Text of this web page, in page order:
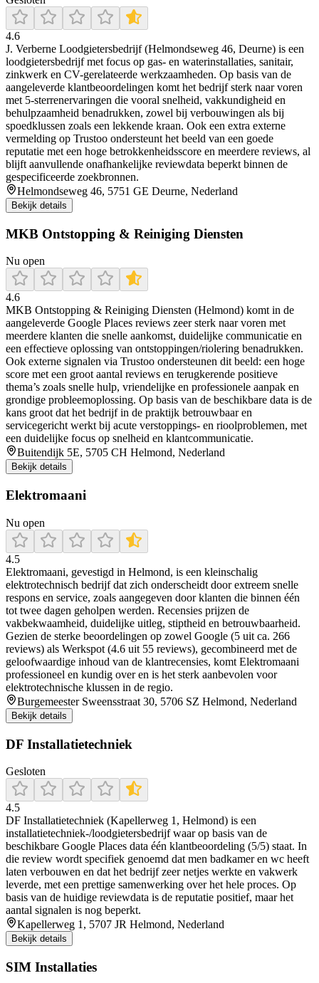
4.6
J. Verberne Loodgietersbedrijf (Helmondseweg 46, Deurne) is een
loodgietersbedrijf met focus op gas- en waterinstallaties, sanitair,
zinkwerk en CV-gerelateerde werkzaamheden. Op basis van de
aangeleverde klantbeoordelingen komt het bedrijf sterk naar voren
met 5-sterrenervaringen die vooral snelheid, vakkundigheid en
behulpzaamheid benadrukken, zowel bij verbouwingen als bij
spoedklussen zoals een lekkende kraan. Ook een extra externe
vermelding op Trustoo ondersteunt het beeld van een goede
reputatie met een hoge betrokkenheidsscore en meerdere reviews, al
blijft aanvullende onafhankelijke reviewdata beperkt binnen de
gespecificeerde zoekbronnen.
Helmondseweg 46, 5751 GE Deurne, Nederland
Bekijk details
MKB Ontstopping & Reiniging Diensten
Nu open
4.6
MKB Ontstopping & Reiniging Diensten (Helmond) komt in de
aangeleverde Google Places reviews zeer sterk naar voren met
meerdere klanten die snelle aankomst, duidelijke communicatie en
een effectieve oplossing van ontstoppingen/riolering benadrukken.
Ook externe signalen via Trustoo ondersteunen dit beeld: een hoge
score met een groot aantal reviews en terugkerende positieve
thema’s zoals snelle hulp, vriendelijke en professionele aanpak en
grondige probleemoplossing. Op basis van de beschikbare data is de
kans groot dat het bedrijf in de praktijk betrouwbaar en
servicegericht werkt bij acute verstoppings- en rioolproblemen, met
een duidelijke focus op snelheid en klantcommunicatie.
Buitendijk 5E, 5705 CH Helmond, Nederland
Bekijk details
Elektromaani
Nu open
4.5
Elektromaani, gevestigd in Helmond, is een kleinschalig
elektrotechnisch bedrijf dat zich onderscheidt door extreem snelle
respons en service, zoals aangegeven door klanten die binnen één
tot twee dagen geholpen werden. Recensies prijzen de
vakbekwaamheid, duidelijke uitleg, stiptheid en betrouwbaarheid.
Gezien de sterke beoordelingen op zowel Google (5 uit ca. 266
reviews) als Werkspot (4.6 uit 55 reviews), gecombineerd met de
geloofwaardige inhoud van de klantrecensies, komt Elektromaani
professioneel en kundig over en is het sterk aanbevolen voor
elektrotechnische klussen in de regio.
Burgemeester Sweensstraat 30, 5706 SZ Helmond, Nederland
Bekijk details
DF Installatietechniek
Gesloten
4.5
DF Installatietechniek (Kapellerweg 1, Helmond) is een
installatietechniek-/loodgietersbedrijf waar op basis van de
beschikbare Google Places data één klantbeoordeling (5/5) staat. In
die review wordt specifiek genoemd dat men badkamer en wc heeft
laten verbouwen en dat het bedrijf zeer netjes werkte en vakwerk
leverde, met een prettige samenwerking over het hele proces. Op
basis van de huidige reviewdata is de reputatie positief, maar het
aantal signalen is nog beperkt.
Kapellerweg 1, 5707 JR Helmond, Nederland
Bekijk details
SIM Installaties